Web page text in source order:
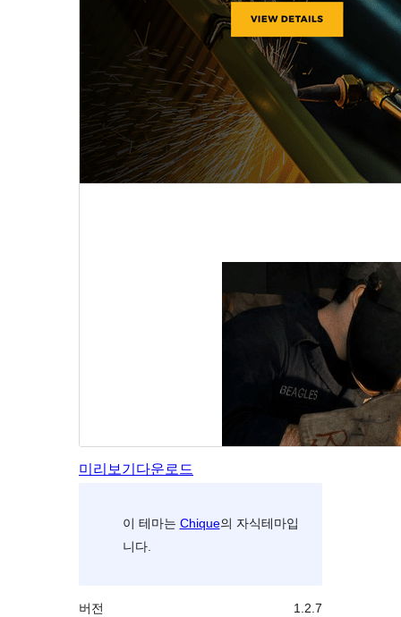
미리보기 다운로드
이 테마는 Chique의 자식테마입
니다.
버전
1.2.7